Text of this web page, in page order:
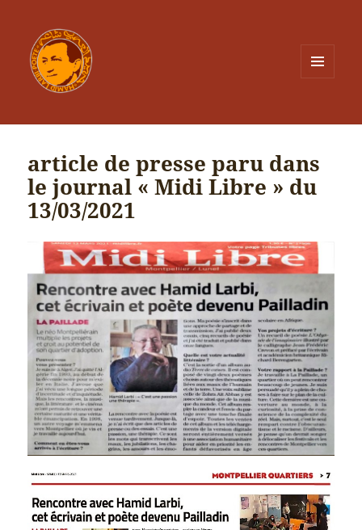
article de presse paru dans
le journal « Midi Libre » du
13/03/2021